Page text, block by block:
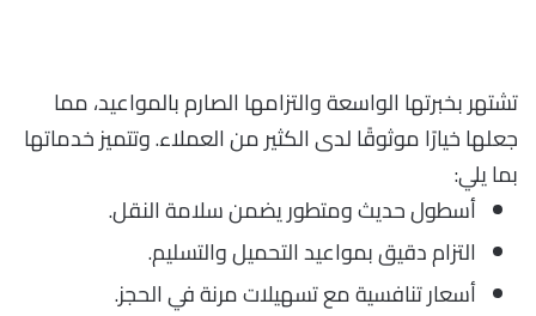
تشتهر بخبرتها الواسعة والتزامها الصارم بالمواعيد، مما
جعلها خيارًا موثوقًا لدى الكثير من العملاء. وتتميز خدماتها
بما يلي:
أسطول حديث ومتطور يضمن سلامة النقل.
التزام دقيق بمواعيد التحميل والتسليم.
أسعار تنافسية مع تسهيلات مرنة في الحجز.